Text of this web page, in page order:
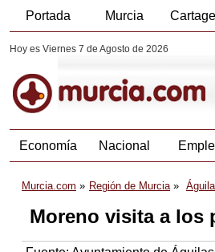
Portada Murcia
Hoy es Viernes 7 de Agosto de 2026
Economía Nacional
Murcia.com Región de Murcia
Moreno visita a los